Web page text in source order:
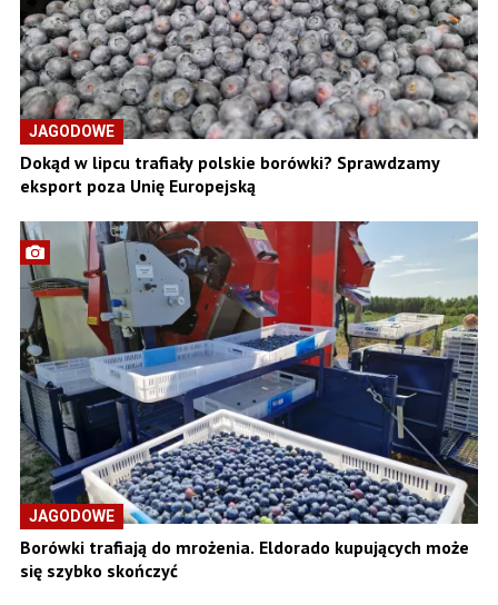
JAGODOWE
Dokąd w lipcu trafiały polskie borówki? Sprawdzamy
eksport poza Unię Europejską
JAGODOWE
Borówki trafiają do mrożenia. Eldorado kupujących może
się szybko skończyć